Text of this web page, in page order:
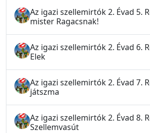
Az igazi szellemirtók 2. Évad 5.
mister Ragacsnak!
Az igazi szellemirtók 2. Évad 6.
Elek
Az igazi szellemirtók 2. Évad 7.
játszma
Az igazi szellemirtók 2. Évad 8.
Szellemvasút